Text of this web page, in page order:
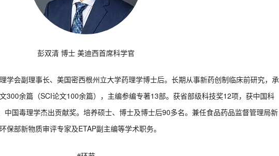
彭双清 博士 美迪西首席科学官
学会副理事长、美国密西根州立大学药理学博士后。长期从事新药创制临床前研究，承
300余篇（SCI论文100余篇），主编参编专著13部。获省部级科技奖12项，获中国科
中国毒理学杰出贡献奖。培养硕士、博士及博士后90多名。兼任食品药品监督管理局新
保部新物质审评专家及ETAP副主编等学术职务。